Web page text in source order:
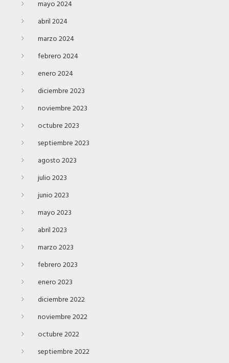
mayo 2024
abril 2024
marzo 2024
febrero 2024
enero 2024
diciembre 2023
noviembre 2023
octubre 2023
septiembre 2023
agosto 2023
julio 2023
junio 2023
mayo 2023
abril 2023
marzo 2023
febrero 2023
enero 2023
diciembre 2022
noviembre 2022
octubre 2022
septiembre 2022